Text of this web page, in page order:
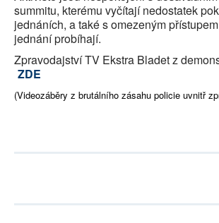
summitu, kterému vyčítají nedostatek
jednáních, a také s omezeným
jednání probíhají.
Zpravodajství TV Ekstra Bladet z
ZDE
(Videozáběry z brutálního zásahu policie uvnitř